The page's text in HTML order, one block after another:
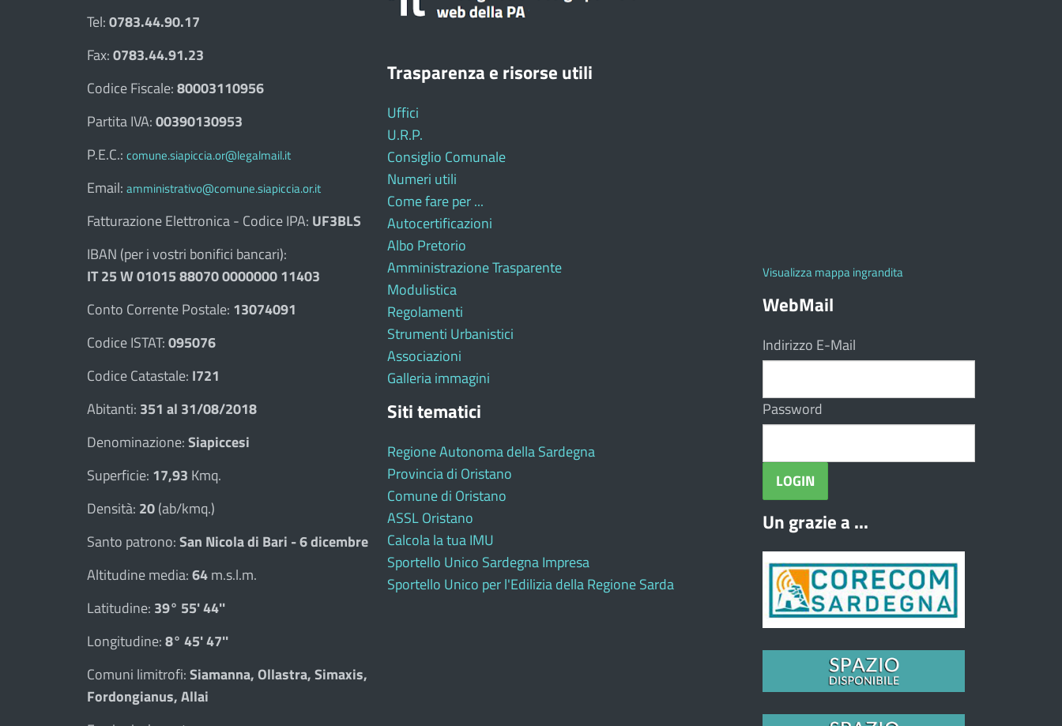
Tel:0783.44.90.17
Fax:0783.44.91.23
Codice Fiscale:80003110956
Partita IVA:00390130953
P.E.C.: comune.siapiccia.or@legalmail.it
Email: amministrativo@comune.siapiccia.or.it
Fatturazione Elettronica - Codice IPA: UF3BLS
IBAN (per i vostri bonifici bancari):
IT 25 W 01015 88070 0000000 11403
Conto Corrente Postale: 13074091
Codice ISTAT:095076
Codice Catastale: I721
Abitanti: 351 al 31/08/2018
Denominazione:Siapiccesi
Superficie: 17,93 Kmq.
Densità: 20(ab/kmq.)
Santo patrono:San Nicola di Bari - 6 dicembre
Altitudine media:64m.s.l.m.
Latitudine: 39° 55' 44''
Longitudine:8° 45' 47''
Comuni limitrofi:Siamanna, Ollastra, Simaxis,
Fordongianus, Allai
Trasparenza e risorse utili
Uffici
U.R.P.
Consiglio Comunale
Numeri utili
Come fare per ...
Autocertificazioni
Albo Pretorio
Amministrazione Trasparente
Modulistica
Regolamenti
Strumenti Urbanistici
Associazioni
Galleria immagini
Siti tematici
Regione Autonoma della Sardegna
Provincia di Oristano
Comune di Oristano
ASSL Oristano
Calcola la tua IMU
Sportello Unico Sardegna Impresa
Sportello Unico per l'Edilizia della Regione Sarda
Visualizza mappa ingrandita
WebMail
Indirizzo E-Mail
Password
Un grazie a ...